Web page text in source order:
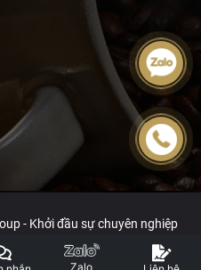
- Khởi đầu sự chuyên nghiệp
Zalo